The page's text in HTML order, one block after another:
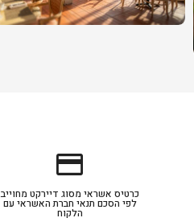
credit_card
כרטיס אשראי מסוג דיירקט מחוייב
לפי הסכם תנאי חברת האשראי עם
הלקוח